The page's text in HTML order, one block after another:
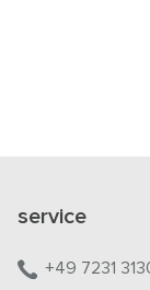
service
+49 7231